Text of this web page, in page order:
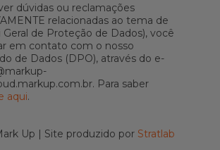
dúvidas ou reclamações
relacionadas ao tema de
Geral de Proteção de Dados), você
em contato com o nosso
de Dados (DPO), através do e-
Para saber
aqui.
Up | Site produzido por Stratlab